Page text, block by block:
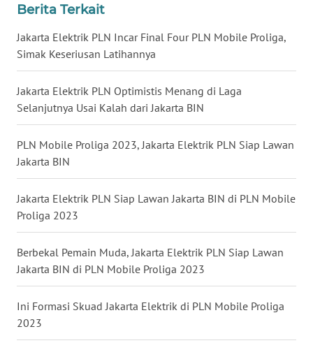
Berita Terkait
Jakarta Elektrik PLN Incar Final Four PLN Mobile Proliga,
Simak Keseriusan Latihannya
Jakarta Elektrik PLN Optimistis Menang di Laga
Selanjutnya Usai Kalah dari Jakarta BIN
PLN Mobile Proliga 2023, Jakarta Elektrik PLN Siap Lawan
Jakarta BIN
Jakarta Elektrik PLN Siap Lawan Jakarta BIN di PLN Mobile
Proliga 2023
Berbekal Pemain Muda, Jakarta Elektrik PLN Siap Lawan
Jakarta BIN di PLN Mobile Proliga 2023
Ini Formasi Skuad Jakarta Elektrik di PLN Mobile Proliga
2023
WN
KALTENG
WN
KALTARA
WN
KALTIM
SULSEL
GORONTALO